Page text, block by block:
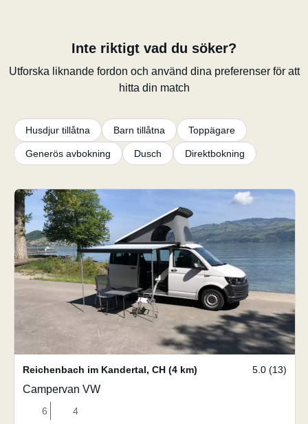
Inte riktigt vad du söker?
Utforska liknande fordon och använd dina preferenser för att
hitta din match
Husdjur tillåtna Barn tillåtna Toppägare
Generös avbokning Dusch Direktbokning
Reichenbach im Kandertal, CH (4 km) 5.0 (13)
Campervan VW
6 4